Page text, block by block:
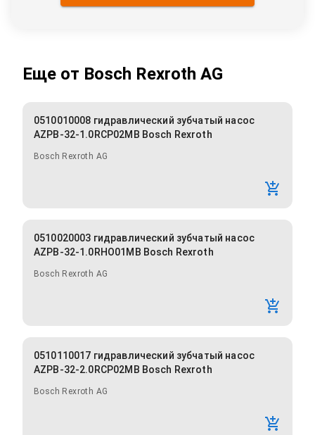
Еще от Bosch Rexroth AG
0510010008 гидравлический зубчатый насос
AZPB-32-1.0RCP02MB Bosch Rexroth
Bosch Rexroth AG
0510020003 гидравлический зубчатый насос
AZPB-32-1.0RHO01MB Bosch Rexroth
Bosch Rexroth AG
0510110017 гидравлический зубчатый насос
AZPB-32-2.0RCP02MB Bosch Rexroth
Bosch Rexroth AG